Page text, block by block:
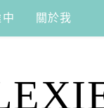
關於我